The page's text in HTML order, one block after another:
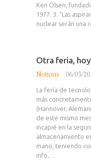
Ken Olsen,
1977. 3. “Las
nuclear serán una
Otra feria,
Noticias 06/03/
La fería de
más
(Hannover,
de este mismo
incapié en la
almacenamiento
mano, teniendo
info,…